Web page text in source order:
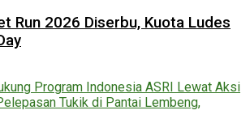
Run 2026 Diserbu, Kuota Ludes